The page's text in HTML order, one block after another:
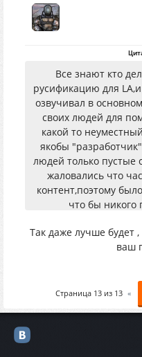
Все знают кто
русификацию для
озвучивал в
своих людей для
какой то
якобы
людей только пустые
жаловались что
контент,поэтому
что бы никого
дойдет до почти
Так даже лучше будет
ваш
Страница 13из 13 «